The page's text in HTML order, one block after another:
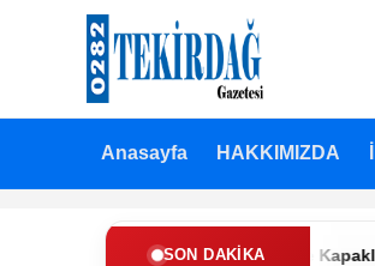
Anasayfa HAKKIMIZDA
SON DAKIKA
Refah Partisi’nde Muratlı ve Kapaklı İlçe